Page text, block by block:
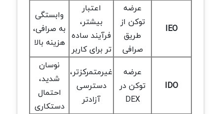
IEO
عرضه
توکن از
طریق
صرافی
اعتبار
بیشتر،
فرآیند ساده
تر برای کاربر
وابستگی
به صرافی،
هزینه بالا
IDO
عرضه
توکن در
DEX
غیرمتمرکزتر،
دسترسی
آزادتر
نوسان
شدید،
احتمال
دستکاری